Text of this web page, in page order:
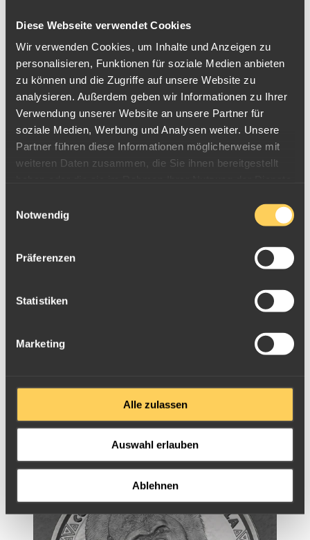
Diese Webseite verwendet Cookies
Wir verwenden Cookies, um Inhalte und Anzeigen zu
personalisieren, Funktionen für soziale Medien anbieten
zu können und die Zugriffe auf unsere Website zu
analysieren. Außerdem geben wir Informationen zu Ihrer
Verwendung unserer Website an unsere Partner für
soziale Medien, Werbung und Analysen weiter. Unsere
Partner führen diese Informationen möglicherweise mit
weiteren Daten zusammen, die Sie ihnen bereitgestellt
Notwendig
Präferenzen
Statistiken
Marketing
Alle zulassen
Auswahl erlauben
Ablehnen
Silbermünze 1oz Congo Silverback Gorilla 2017
Silbermünze 1oz Congo Silverback Gorilla 2018